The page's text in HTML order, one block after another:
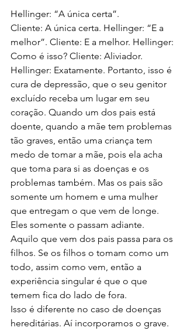
Hellinger: “A única certa”.
Cliente: A única certa. Hellinger: “E a
melhor”. Cliente: E a melhor. Hellinger:
Como é isso? Cliente: Aliviador.
Hellinger: Exatamente. Portanto, isso é
cura de depressão, que o seu genitor
excluído receba um lugar em seu
coração. Quando um dos pais está
doente, quando a mãe tem problemas
tão graves, então uma criança tem
medo de tomar a mãe, pois ela acha
que toma para si as doenças e os
problemas também. Mas os pais são
somente um homem e uma mulher
que entregam o que vem de longe.
Eles somente o passam adiante.
Aquilo que vem dos pais passa para os
filhos. Se os filhos o tomam como um
todo, assim como vem, então a
experiência singular é que o que
temem fica do lado de fora.
Isso é diferente no caso de doenças
hereditárias. Aí incorporamos o grave.